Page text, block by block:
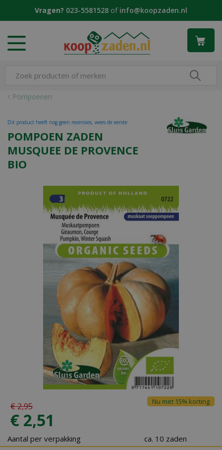
Pompoenen
Vragen? 023-5581528 of info@koopzaden.nl
POMPOEN ZADEN
MUSQUEE DE PROVENCE
BIO
Dit product heeft nog geen recensies, wees de eerste
€2,95
€ 2,51
Nu met 15% korting
Aantal per verpakking ca. 10 zaden